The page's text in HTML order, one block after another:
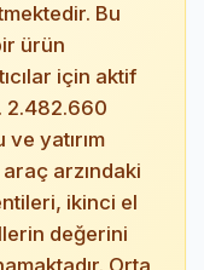
Bu
ürün
için aktif
2.482.660
yatırım
arzındaki
ikinci el
değerini
Orta